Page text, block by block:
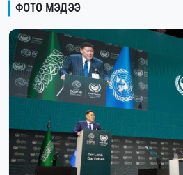
ФОТО МЭДЭЭ